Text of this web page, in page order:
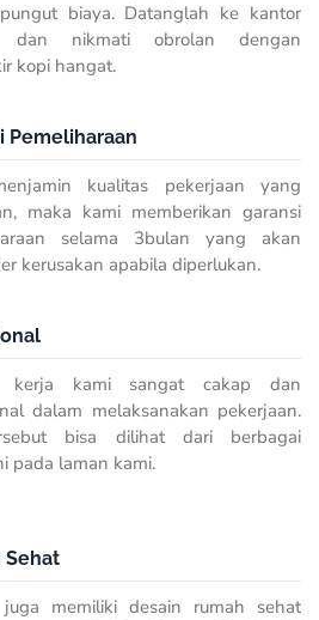
biaya. Datanglah ke kantor
dan nikmati obrolan dengan
kopi hangat.
Pemeliharaan
kualitas pekerjaan yang
maka kami memberikan garansi
selama 3bulan yang akan
kerusakan apabila diperlukan.
kerja kami sangat cakap dan
dalam melaksanakan pekerjaan.
bisa dilihat dari berbagai
pada laman kami.
Sehat
juga memiliki desain rumah sehat